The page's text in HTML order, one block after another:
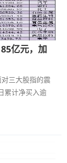
亿元，加
三大股指的震
累计净买入逾